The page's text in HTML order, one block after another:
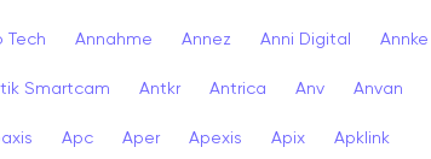
Tech Annahme Annez Anni Digital Annke
Smartcam Antkr Antrica Anv Anvan
Apc Aper Apexis Apix Apklink